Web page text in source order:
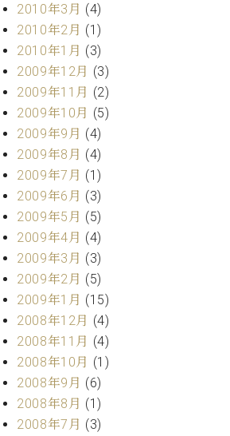
2010年3月 (4)
2010年2月 (1)
2010年1月 (3)
2009年12月 (3)
2009年11月 (2)
2009年10月 (5)
2009年9月 (4)
2009年8月 (4)
2009年7月 (1)
2009年6月 (3)
2009年5月 (5)
2009年4月 (4)
2009年3月 (3)
2009年2月 (5)
2009年1月 (15)
2008年12月 (4)
2008年11月 (4)
2008年10月 (1)
2008年9月 (6)
2008年8月 (1)
2008年7月 (3)